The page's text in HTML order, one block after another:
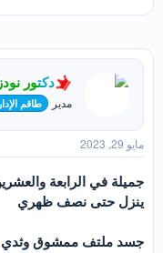
د
ا
م
و
ع
ر
خ
ل
ب
د
ء
دكتور
مدير طاقم
مايو 29, 2023
جميلة في الرابعة
ينزل حتى نصف ظهري
جسد ملتف ممشوق وثدي